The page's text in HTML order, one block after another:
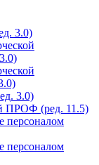
3.0)
3.0)
ПРОФ (ред. 11.5)
персоналом
персоналом